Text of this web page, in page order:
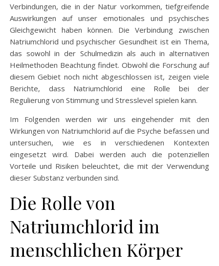
Verbindungen, die in der Natur vorkommen, tiefgreifende
Auswirkungen auf unser emotionales und psychisches
Gleichgewicht haben können. Die Verbindung zwischen
Natriumchlorid und psychischer Gesundheit ist ein Thema,
das sowohl in der Schulmedizin als auch in alternativen
Heilmethoden Beachtung findet. Obwohl die Forschung auf
diesem Gebiet noch nicht abgeschlossen ist, zeigen viele
Berichte, dass Natriumchlorid eine Rolle bei der
Regulierung von Stimmung und Stresslevel spielen kann.
Im Folgenden werden wir uns eingehender mit den
Wirkungen von Natriumchlorid auf die Psyche befassen und
untersuchen, wie es in verschiedenen Kontexten
eingesetzt wird. Dabei werden auch die potenziellen
Vorteile und Risiken beleuchtet, die mit der Verwendung
dieser Substanz verbunden sind.
Die Rolle von
Natriumchlorid im
menschlichen Körper